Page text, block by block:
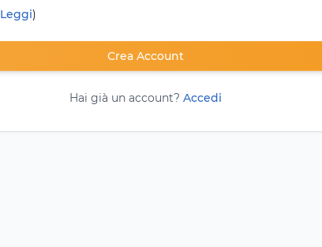
Leggi)
Crea Account
Hai già un account? Accedi